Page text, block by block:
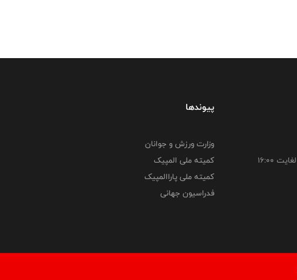
پیوندها
وزارت ورزش و جوانان
کمیته ملی المپیک
کمیته ملی پاراالمپیک
فدراسیون جهانی